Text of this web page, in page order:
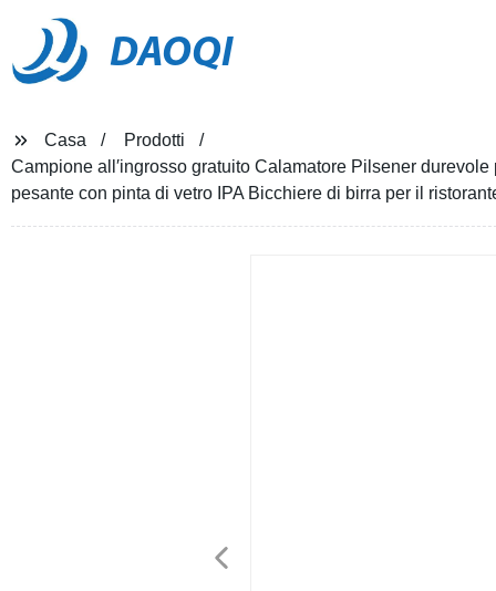
DAOQI
Casa
Prodotti
Campione all′ingrosso gratuito Calamatore Pilsener
pesante con pinta di vetro IPA Bicchiere di birra per il